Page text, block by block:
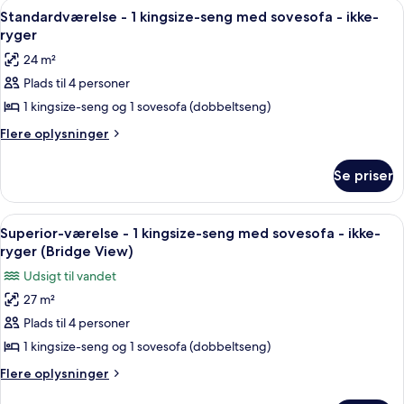
Indlæs
alle
billeder
af
Standardværelse
-
1
med
sovesofa
-
ikke-
ryger
En pænt redt seng med hvide
4
Standardværelse - 1 kingsize-seng med sovesofa - ikke-
ryger
24 m²
Plads til 4 personer
1 kingsize-seng og 1 sovesofa (dobbeltseng)
Flere oplysninger
Flere
-
kingsize-
seng
med
sovesofa
ikke-
ryger
Se priser
Indlæs
alle
billeder
af
Superior-
værelse
-
1
Et hotelværelse med en stor seng,
7
Superior-værelse - 1 kingsize-seng med sovesofa - ikke-
ryger (Bridge View)
Udsigt til vandet
27 m²
Plads til 4 personer
1 kingsize-seng og 1 sovesofa (dobbeltseng)
Flere oplysninger
Flere